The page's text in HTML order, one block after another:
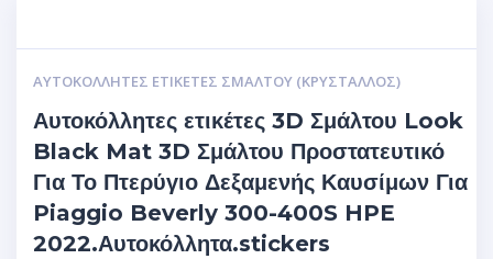
ΑΥΤΟΚΌΛΛΗΤΕΣ ΕΤΙΚΈΤΕΣ ΣΜΆΛΤΟΥ (ΚΡΥΣΤΑΛΛΟΣ)
Αυτοκόλλητες ετικέτες 3D Σμάλτου Look
Black Mat 3D Σμάλτου Προστατευτικό
Για Το Πτερύγιο Δεξαμενής Καυσίμων Για
Piaggio Beverly 300-400S HPE
2022.Αυτοκόλλητα.stickers